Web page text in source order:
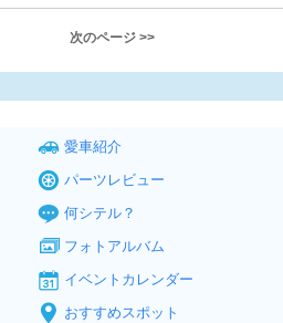
次のページ >>
愛車紹介
パーツレビュー
何シテル？
フォトアルバム
イベントカレンダー
おすすめスポット